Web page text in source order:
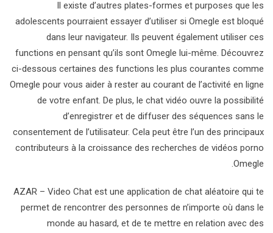
Il existe d’autres plates-formes et purposes que les
adolescents pourraient essayer d’utiliser si Omegle est bloqué
dans leur navigateur. Ils peuvent également utiliser ces
functions en pensant qu’ils sont Omegle lui-même. Découvrez
ci-dessous certaines des functions les plus courantes comme
Omegle pour vous aider à rester au courant de l’activité en ligne
de votre enfant. De plus, le chat vidéo ouvre la possibilité
d’enregistrer et de diffuser des séquences sans le
consentement de l’utilisateur. Cela peut être l’un des principaux
contributeurs à la croissance des recherches de vidéos porno
Omegle.
AZAR – Video Chat est une application de chat aléatoire qui te
permet de rencontrer des personnes de n’importe où dans le
monde au hasard, et de te mettre en relation avec des